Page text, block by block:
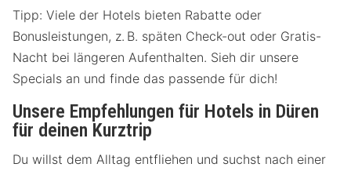
Tipp: Viele der Hotels bieten Rabatte oder
Bonusleistungen, z. B. späten Check-out oder Gratis-
Nacht bei längeren Aufenthalten. Sieh dir unsere
Specials an und finde das passende für dich!
Unsere Empfehlungen für Hotels in Düren
für deinen Kurztrip
Du willst dem Alltag entfliehen und suchst nach einer